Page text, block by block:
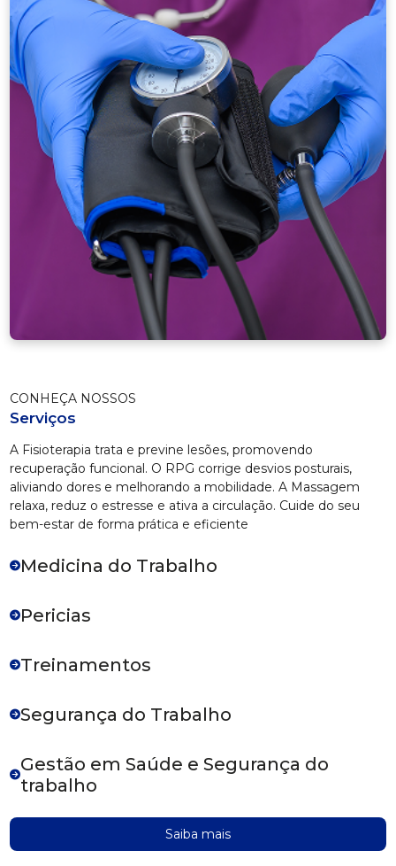
CONHEÇA NOSSOS
Serviços
A Fisioterapia trata e previne lesões, promovendo
recuperação funcional. O RPG corrige desvios posturais,
aliviando dores e melhorando a mobilidade. A Massagem
relaxa, reduz o estresse e ativa a circulação. Cuide do seu
bem-estar de forma prática e eficiente
Medicina do Trabalho
Pericias
Treinamentos
Segurança do Trabalho
Gestão em Saúde e Segurança do
trabalho
Saiba mais